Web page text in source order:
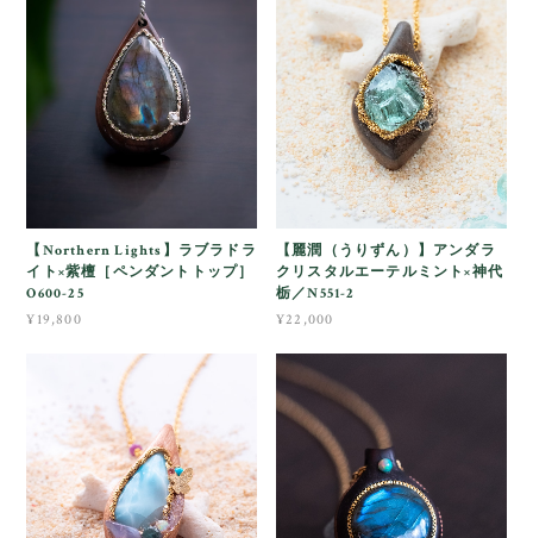
【Northern Lights】ラブラドラ
イト×紫檀［ペンダントトップ］
O600-25
¥19,800
【麗潤（うりずん）】アンダラ
クリスタルエーテルミント×神代
栃／N551-2
¥22,000